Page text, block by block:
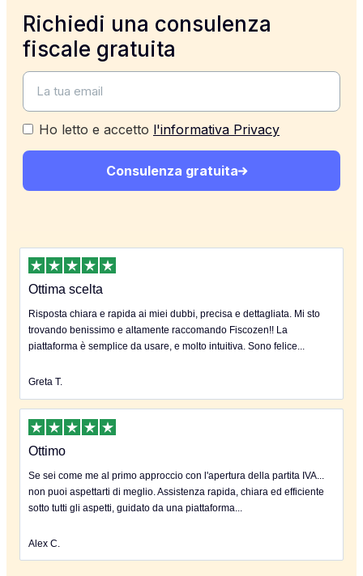
Richiedi una consulenza
fiscale gratuita
Ho letto e accetto l'informativa Privacy
Consulenza gratuita
Ottima scelta
Risposta chiara e rapida ai miei dubbi, precisa e dettagliata. Mi sto
trovando benissimo e altamente raccomando Fiscozen!! La
piattaforma è semplice da usare, e molto intuitiva. Sono felice...
Greta T.
Ottimo
Se sei come me al primo approccio con l'apertura della partita IVA...
non puoi aspettarti di meglio. Assistenza rapida, chiara ed efficiente
sotto tutti gli aspetti, guidato da una piattaforma...
Alex C.